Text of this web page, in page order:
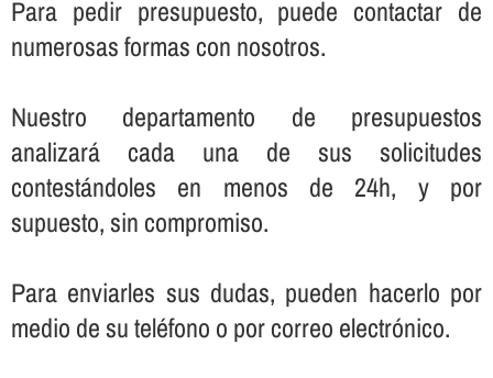
Para pedir presupuesto, puede contactar de
numerosas formas con nosotros.
Nuestro departamento de presupuestos
analizará cada una de sus solicitudes
contestándoles en menos de 24h, y por
supuesto, sin compromiso.
Para enviarles sus dudas, pueden hacerlo por
medio de su teléfono o por correo electrónico.